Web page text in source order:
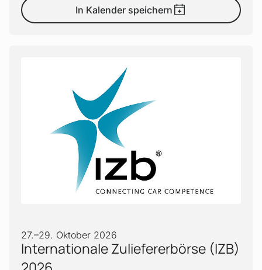
In Kalender speichern
27.–29. Oktober 2026
Internationale Zuliefererbörse (IZB)